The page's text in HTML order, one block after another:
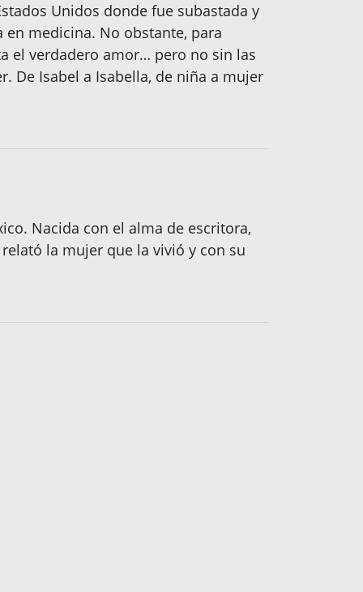
Unidos donde fue subastada y
medicina. No obstante, para
el verdadero amor… pero no sin las
De Isabel a Isabella, de niña a mujer
Nacida con el alma de escritora,
la mujer que la vivió y con su